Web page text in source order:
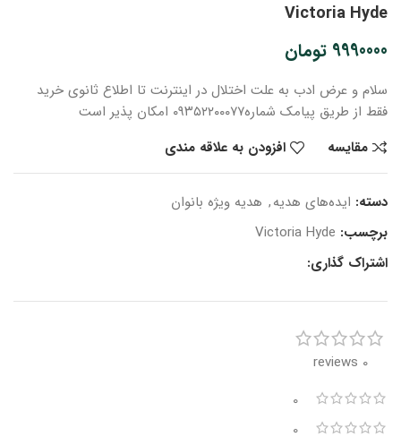
Victoria Hyde
9990000 تومان
سلام و عرض ادب به علت اختلال در اینترنت تا اطلاع ثانوی خرید
فقط از طریق پیامک شماره۰۹۳۵۲۲۰۰۰۷۷ امکان پذیر است
مقایسه
افزودن به علاقه مندی
دسته: ایده‌های هدیه, هدیه ویژه بانوان
برچسب: Victoria Hyde
اشتراک گذاری:
0 reviews
0
0